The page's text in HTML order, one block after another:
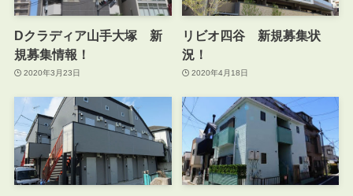
Dクラディア山手大塚 新
規募集情報！
2020年3月23日
リビオ四谷 新規募集状
況！
2020年4月18日